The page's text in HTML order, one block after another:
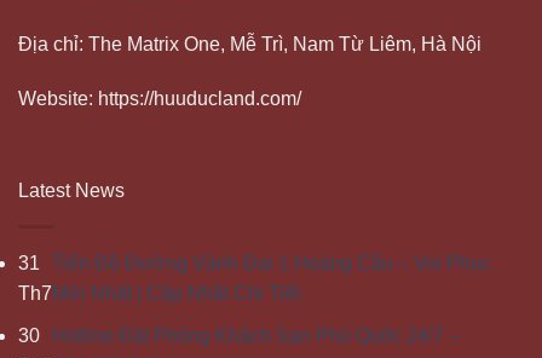
Địa chỉ: The Matrix One, Mễ Trì, Nam Từ Liêm, Hà Nội
Website: https://huuducland.com/
Latest News
31
Th7
Tiến Độ Đường Vành Đai 1 Hoàng Cầu – Voi Phục
Mới Nhất | Cập Nhật Chi Tiết
30
Hotline Đặt Phòng Khách Sạn Phú Quốc 24/7 –